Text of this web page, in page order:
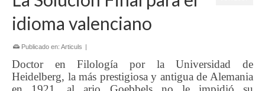
idioma valenciano
Publicado en: Articuls |
Doctor en Filología por la Universidad de
Heidelberg, la más prestigiosa y antigua de Alemania